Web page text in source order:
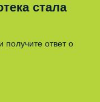
стала
ответ о